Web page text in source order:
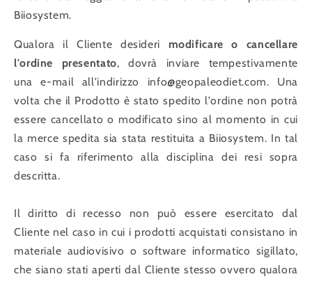
Biiosystem.
Qualora il Cliente desideri modificare o cancellare
l'ordine presentato, dovrà inviare tempestivamente
una e-mail all'indirizzo info@geopaleodiet.com. Una
volta che il Prodotto è stato spedito l'ordine non potrà
essere cancellato o modificato sino al momento in cui
la merce spedita sia stata restituita a Biiosystem. In tal
caso si fa riferimento alla disciplina dei resi sopra
descritta.
Il diritto di recesso non può essere esercitato dal
Cliente nel caso in cui i prodotti acquistati consistano in
materiale audiovisivo o software informatico sigillato,
che siano stati aperti dal Cliente stesso ovvero qualora